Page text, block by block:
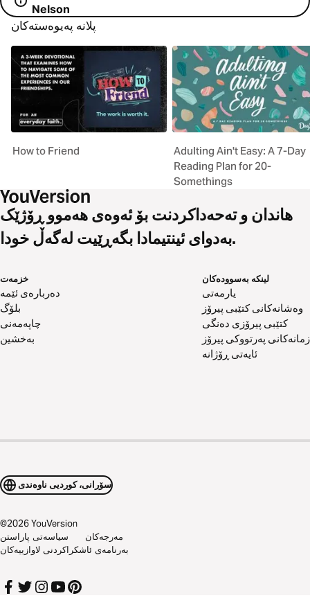
Nelson
پلانە پەیوەستەکان
How to Friend
Adulting Ain't Easy: A 7-Day
Reading Plan for 20-
Somethings
هاندان و تەحەداکردنت بۆ ئەوەی هەموو ڕۆژێک
بەدوای ئینتیمادا بگەڕێیت لەگەڵ خودا.
خزمەت
دەربارەی ئێمە
بلۆگ
چاپەمەنی
بەخشین
لینکە بەسوودەکان
یارمەتی
وەشانەکانی کتێبی پیرۆز
کتێبی پیرۆزی دەنگی
زمانەکانی پەرتووکی پیرۆز
ئایەتی ڕۆژانە
سۆرانی، کوردیی ناوەندی
©2026YouVersion
سیاسەتی پاراستن
مەرجەکان
بەرنامەی ئاشکراکردنی لاوازییەکان